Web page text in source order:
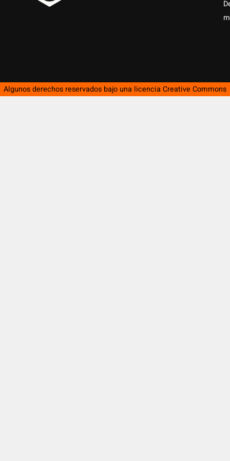
Algunos derechos reservados bajo una licencia Creative Commons